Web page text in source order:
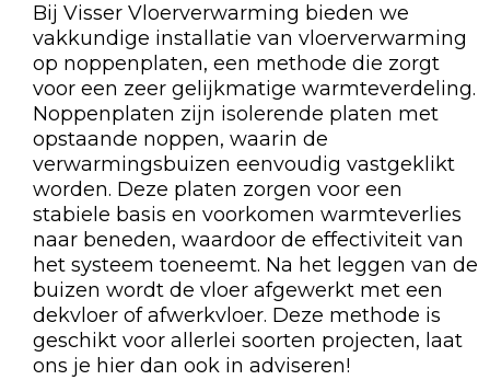
Bij Visser Vloerverwarming bieden we
vakkundige installatie van vloerverwarming
op noppenplaten, een methode die zorgt
voor een zeer gelijkmatige warmteverdeling.
Noppenplaten zijn isolerende platen met
opstaande noppen, waarin de
verwarmingsbuizen eenvoudig vastgeklikt
worden. Deze platen zorgen voor een
stabiele basis en voorkomen warmteverlies
naar beneden, waardoor de effectiviteit van
het systeem toeneemt. Na het leggen van de
buizen wordt de vloer afgewerkt met een
dekvloer of afwerkvloer. Deze methode is
geschikt voor allerlei soorten projecten, laat
ons je hier dan ook in adviseren!